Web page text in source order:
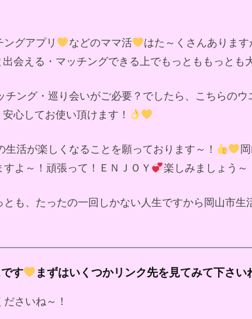
ングアプリ などのママ活
はた～くさんありま
会える・マッチングできる上でもっとももっとも
ング・巡り会いがご必要？でしたら、こちらの
心してお使い頂けます！
活が楽しくなることを願っております～！
よ～！頑張って！ＥＮＪＯＹ 楽しみましょう～
とも、たったの一回しかない人生ですから岡山市生
す まずはいくつかリンク先を見てみて下さい
さいね～！